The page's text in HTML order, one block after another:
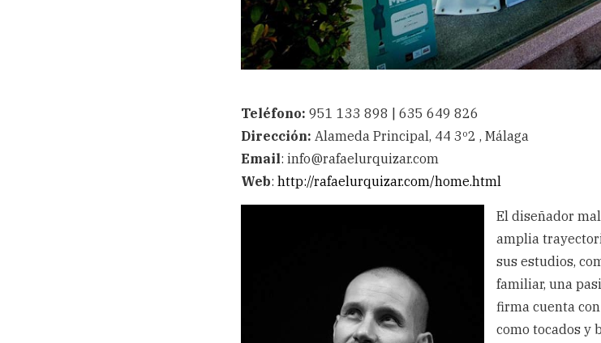
Teléfono: 951 133 898 | 635 649 826
Dirección: Alameda Principal, 44 3º2 , Málaga
Email: info@rafaelurquizar.com
Web: http://rafaelurquizar.com/home.html
El diseñador
amplia
sus estudios,
familiar, una
firma cuenta
como tocados y